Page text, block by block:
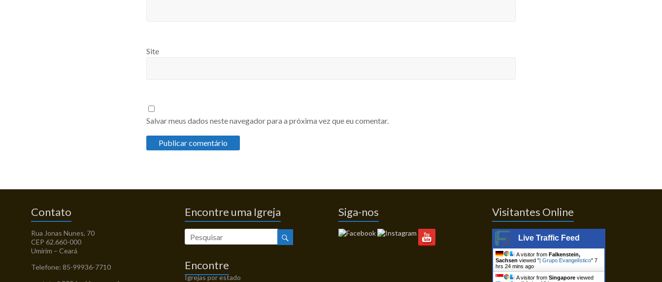
Site
Salvar meus dados neste navegador para a próxima vez que eu comentar.
Contato
Rua Jonas Nunes, 70
CEP 62.660-000
Umirim – Ceará
Telefone: 85-99936-7710
Encontre uma Igreja
Encontre
Igrejas por estado
Siga-nos Visitantes Online
Live Traffic Feed
A visitor from Falkenstein,
Sachsen viewed " | Grupo Evangelístico" 7
hrs 24 mins ago
A visitor from Singapore viewed